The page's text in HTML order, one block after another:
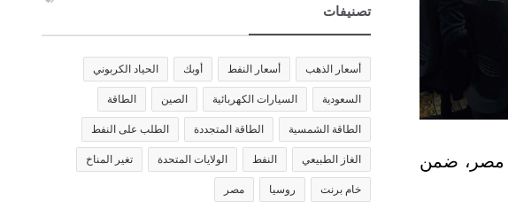
مصر، ضمن
تصنيفات
أسعار الذهب أسعار النفط أوبك الحياد الكربوني
السعودية السيارات الكهربائية الصين الطاقة
الطاقة الشمسية الطاقة المتجددة الطلب على النفط
الغاز الطبيعي النفط الولايات المتحدة تغير المناخ
خام برنت روسيا مصر